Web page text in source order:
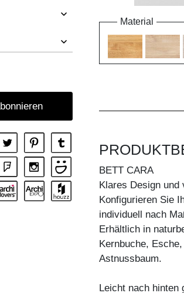
Material
BETT CARA
Klares Design und
Konfigurieren Sie
individuell nach
Erhältlich in
Kernbuche,
Astnussbaum.
Leicht nach hinten